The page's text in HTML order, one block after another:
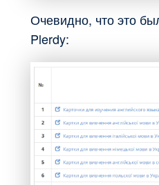
Очевидно, что это
Plerdy: